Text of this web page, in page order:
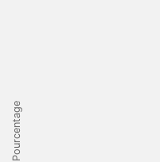
Pourcentage